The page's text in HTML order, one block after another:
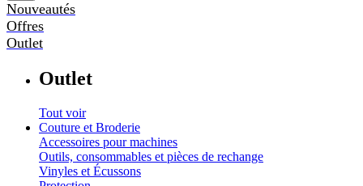
Nouveautés
Offres
Outlet
Outlet
Tout voir
Couture et Broderie
Accessoires pour machines
Outils, consommables et pièces de rechange
Vinyles et Écussons